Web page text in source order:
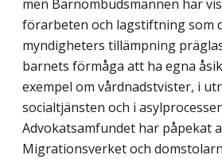
men Barnombudsmannen har
förarbeten och lagstiftning som
myndigheters tillämpning
barnets förmåga att ha egna
exempel om vårdnadstvister, i
socialtjänsten och i
Advokatsamfundet har påpekat
Migrationsverket och